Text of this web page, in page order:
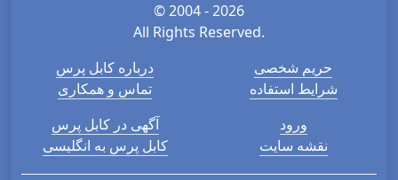
© 2004 - 2026
All Rights Reserved.
درباره کابل پرس
تماس و همکاری
حریم شخصی
شرایط استفاده
آگهی در کابل پرس
کابل پرس به انگلیسی
ورود
نقشه سایت